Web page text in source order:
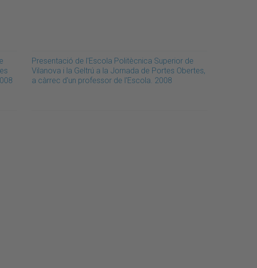
Presentació de l'Escola Politècnica Superior de
Vilanova i la Geltrú a la Jornada de Portes Obertes,
a càrrec d'un professor de l'Escola. 2008